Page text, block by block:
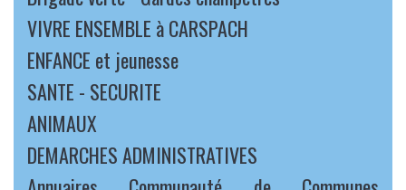
VIVRE ENSEMBLE à CARSPACH
ENFANCE et jeunesse
SANTE - SECURITE
ANIMAUX
DEMARCHES ADMINISTRATIVES